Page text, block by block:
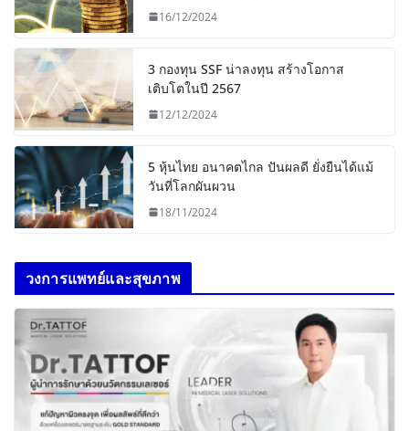
16/12/2024
3 กองทุน SSF น่าลงทุน สร้างโอกาส
เติบโตในปี 2567
12/12/2024
5 หุ้นไทย อนาคตไกล ปันผลดี ยั่งยืนได้แม้
วันที่โลกผันผวน
18/11/2024
วงการแพทย์และสุขภาพ